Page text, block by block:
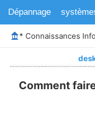
Dépannage
* Connaissances
Comment